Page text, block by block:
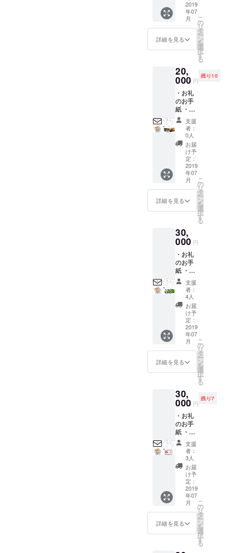
るよう
になっ
ていま
すので
そちら
入力方
法の説
一緒に
送らせ
て頂き
ます。
※クーポ
ン使用
方法、
説明事
項の詳
細も随
時送ら
せて頂
きま
す。
サイズ
とデザ
インを
ご記載
くださ
い。】
【デザ
ン】：A
or B
【サイ
ズ】：
120cm,
140cm,
160cm,
L
ン 5枚
（お野
キュー
ピット
サイト
能）
クーポ
ンコー
ドを送
らせて
頂きま
す。 サ
イト購
入時に
クーポ
ンコー
ドを打
ち込め
るよう
になっ
ていま
すので
さい。
入力方
明書を
一緒に
送らせ
て頂き
ます。
※クーポ
ン使用
方法、
説明事
項の詳
細も随
時送ら
せて頂
きま
希望の
サイズ
とデザ
インを
ご記載
くださ
い。】
【デザ
ン】：A
or B
【サイ
ズ】：
120cm,
140cm,
S,M,L,X
L
2019
年07
月
詳細を見る
こ
の
リ
タ
ー
ン
を
選
択
す
る
20,
000 円
残り10
・お礼
のお手
紙 ・オ
リジナ
ルTシャ
ツ3枚
・500円
割引
クーポ
ン2枚
（お野
キュー
ピット
サイト
能）
クーポ
ンコー
ドを送
らせて
頂きま
す。 サ
イト購
入時に
クーポ
ンコー
ドを打
ち込め
るよう
になっ
ていま
すので
さい。
入力方
明書を
一緒に
送らせ
て頂き
ます。
・農業
体験＆
バーべ
キュー
（大阪
近辺の
畑にな
りま
す。）
支援
者：
0人
お届
け予
定：
2019
年07
月
詳細を見る
こ
の
リ
タ
ー
ン
を
選
択
す
る
30,
000 円
・お礼
のお手
紙 ・オ
リジナ
ルTシャ
ツ 2枚
・500円
割引
クーポ
ン 6枚
（お野
キュー
ピット
サイト
能）
クーポ
ンコー
ドを送
らせて
頂きま
す。 サ
イト購
入時に
クーポ
ンコー
ドを打
ち込め
るよう
になっ
ていま
すので
支援
者：
4人
お届
け予
定：
2019
年07
月
詳細を見る
こ
の
リ
タ
ー
ン
を
選
択
す
る
30,
000 円
残り7
・お礼
のお手
紙 ・オ
リジナ
ルTシャ
ツ 2枚
・500円
割引
クーポ
ン 4枚
（お野
キュー
ピット
サイト
支援
者：
3人
お届
け予
定：
2019
年07
月
詳細を見る
こ
の
リ
タ
ー
ン
を
選
択
す
る